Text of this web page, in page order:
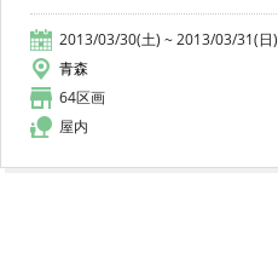
2013/03/30(土) ~ 2013/03/31(日)
青森
64区画
屋内